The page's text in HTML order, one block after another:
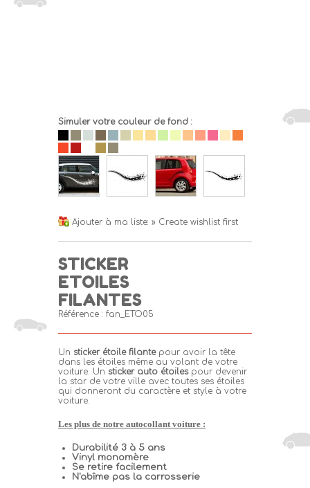
Simuler votre couleur de fond :
Ajouter à ma liste: » Create wishlist first
STICKER
ETOILES
FILANTES
Référence : fan_ETO05
Un sticker étoile filante pour avoir la tête
dans les étoiles même au volant de votre
voiture. Un sticker auto étoilespour devenir
la star de votre ville avec toutes ses étoiles
qui donneront du caractère et style à votre
voiture.
Les plus de notre autocollant voiture :
Durabilité 3 à 5 ans
Vinyl monomère
Se retire facilement
N'abîme pas la carrosserie